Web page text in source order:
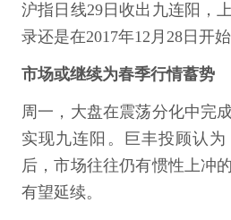
沪指日线29日收出九连阳，
录还是在2017年12月28日开
市场或继续为春季行情蓄势
周一，大盘在震荡分化中完
实现九连阳。巨丰投顾认
后，市场往往仍有惯性上冲
有望延续。